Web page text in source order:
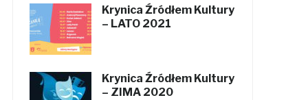
Krynica Źródłem Kultury
– LATO 2021
Krynica Źródłem Kultury
– ZIMA 2020